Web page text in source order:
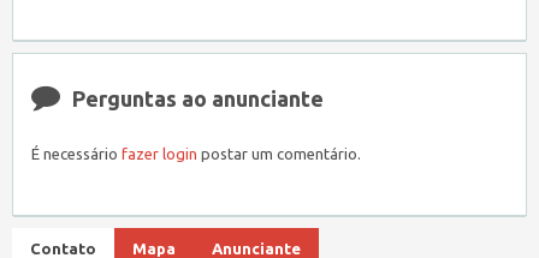
Perguntas ao anunciante
É necessário fazer login postar um comentário.
Contato Mapa Anunciante